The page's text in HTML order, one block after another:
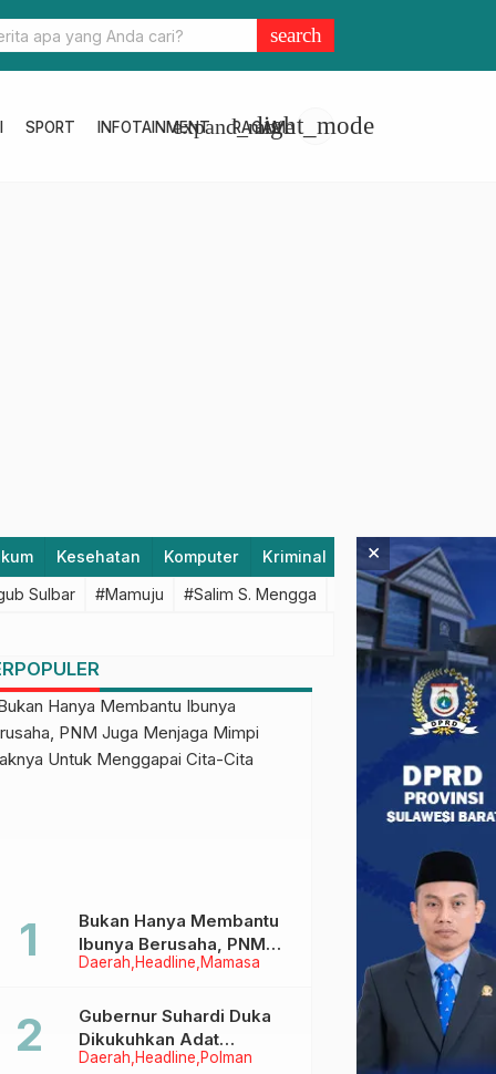
Creator” Siap Promosikan Pariwisata Jawa Barat
search
SPORT INFOTAINMENT RAGAM
expand_morelight_mode
Kesehatan Komputer Kriminal Lifestyle
Sulbar #Mamuju #Salim S. Mengga #featured #Polda
Daerah Headline Mamasa
Bukan Hanya Membantu
Ibunya Berusaha, PNM
Juga Menjaga Mimpi
Menggapai Cita-Cita
Daerah Headline Polman
Gubernur Suhardi Duka
Dikukuhkan Adat
Balanipa, Raih Gelar Sulo
×